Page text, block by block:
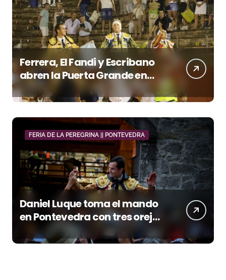
Ferrera, El Fandi y Escribano
abren la Puerta Grande en
una tarde triunfal en Azuaga
FERIA DE LA PEREGRINA || PONTEVEDRA
Daniel Luque toma el mando
en Pontevedra con tres orejas
y una Puerta Grande de peso